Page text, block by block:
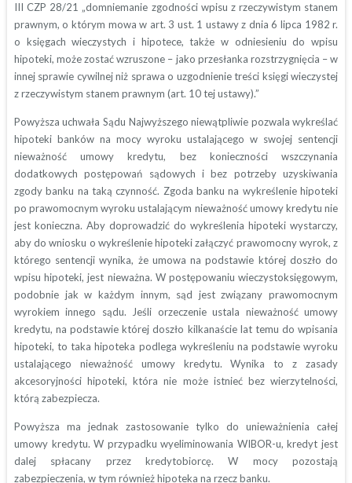
III CZP 28/21 „domniemanie zgodności wpisu z rzeczywistym stanem
prawnym, o którym mowa w art. 3 ust. 1 ustawy z dnia 6 lipca 1982 r.
o księgach wieczystych i hipotece, także w odniesieniu do wpisu
hipoteki, może zostać wzruszone – jako przesłanka rozstrzygnięcia – w
innej sprawie cywilnej niż sprawa o uzgodnienie treści księgi wieczystej
z rzeczywistym stanem prawnym (art. 10 tej ustawy).”
Powyższa uchwała Sądu Najwyższego niewątpliwie pozwala wykreślać
hipoteki banków na mocy wyroku ustalającego w swojej sentencji
nieważność umowy kredytu, bez konieczności wszczynania
dodatkowych postępowań sądowych i bez potrzeby uzyskiwania
zgody banku na taką czynność. Zgoda banku na wykreślenie hipoteki
po prawomocnym wyroku ustalającym nieważność umowy kredytu nie
jest konieczna. Aby doprowadzić do wykreślenia hipoteki wystarczy,
aby do wniosku o wykreślenie hipoteki załączyć prawomocny wyrok, z
którego sentencji wynika, że umowa na podstawie której doszło do
wpisu hipoteki, jest nieważna. W postępowaniu wieczystoksięgowym,
podobnie jak w każdym innym, sąd jest związany prawomocnym
wyrokiem innego sądu. Jeśli orzeczenie ustala nieważność umowy
kredytu, na podstawie której doszło kilkanaście lat temu do wpisania
hipoteki, to taka hipoteka podlega wykreśleniu na podstawie wyroku
ustalającego nieważność umowy kredytu. Wynika to z zasady
akcesoryjności hipoteki, która nie może istnieć bez wierzytelności,
którą zabezpiecza.
Powyższa ma jednak zastosowanie tylko do unieważnienia całej
umowy kredytu. W przypadku wyeliminowania WIBOR-u, kredyt jest
dalej spłacany przez kredytobiorcę. W mocy pozostają
zabezpieczenia, w tym również hipoteka na rzecz banku.